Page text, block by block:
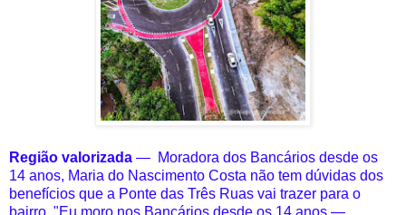
Região valorizada — Moradora dos Bancários desde os
14 anos, Maria do Nascimento Costa não tem dúvidas dos
benefícios que a Ponte das Três Ruas vai trazer para o
bairro. "Eu moro nos Bancários desde os 14 anos —